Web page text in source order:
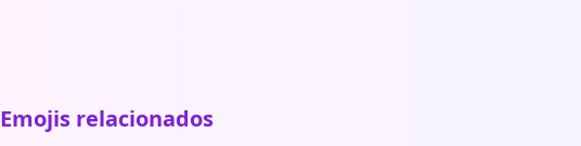
Emojis relacionados